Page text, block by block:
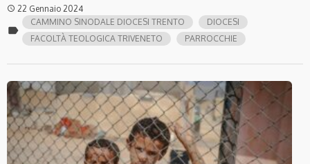
access_time 22 Gennaio 2024
label
CAMMINO SINODALE DIOCESI TRENTO
DIOCESI
FACOLTÀ TEOLOGICA TRIVENETO
PARROCCHIE